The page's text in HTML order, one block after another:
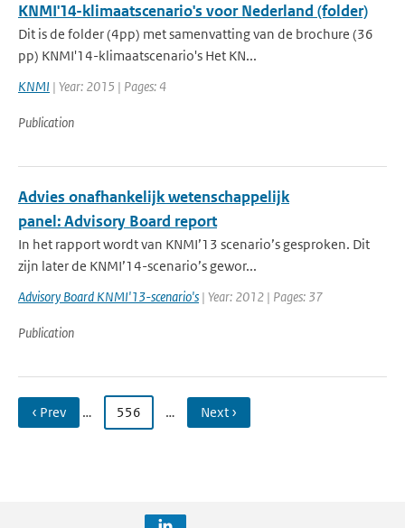
KNMI'14-klimaatscenario's voor Nederland (folder)
Dit is de folder (4pp) met samenvatting van de brochure (36
pp) KNMI'14-klimaatscenario's Het KN...
KNMI | Year: 2015 | Pages: 4
Publication
Advies onafhankelijk wetenschappelijk
panel: Advisory Board report
In het rapport wordt van KNMI’13 scenario’s gesproken. Dit
zijn later de KNMI’14-scenario’s gewor...
Advisory Board KNMI'13-scenario's | Year: 2012 | Pages: 37
Publication
‹ Prev … 556 … Next ›